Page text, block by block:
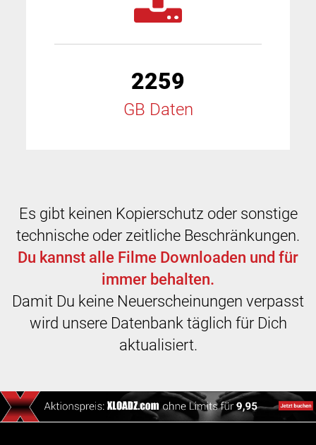
2259
GB Daten
Es gibt keinen Kopierschutz oder sonstige
technische oder zeitliche Beschränkungen.
Du kannst alle Filme Downloaden und für
immer behalten.
Damit Du keine Neuerscheinungen verpasst
wird unsere Datenbank täglich für Dich
aktualisiert.